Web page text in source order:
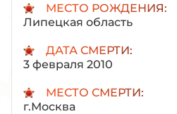
МЕСТО РОЖДЕНИЯ:
Липецкая область
ДАТА СМЕРТИ:
3 февраля 2010
МЕСТО СМЕРТИ:
г.Москва